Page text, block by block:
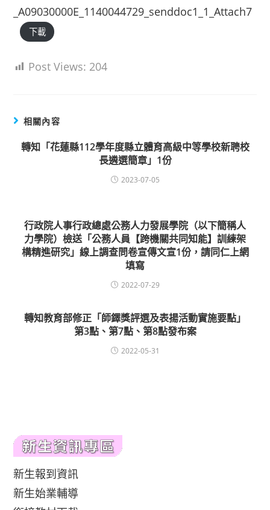
_A09030000E_1140044729_senddoc1_1_Attach7
下載
Post Views: 204
相關內容
轉知「花蓮縣112學年度縣立體育高級中等學校新聘校
長遴選簡章」1份
2023-07-05
行政院人事行政總處公務人力發展學院（以下簡稱人
力學院）檢送「公務人員【跨機關共同知能】訓練架
構精進研究」線上調查問卷宣傳文宣1份，請同仁上網
填寫
2022-07-29
轉知教育部修正「師鐸獎評選及表揚活動實施要點」
第3點、第7點、第8點發布案
2022-05-31
新生報到資訊
新生始業輔導